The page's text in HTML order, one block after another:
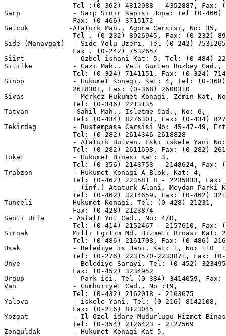
Tel :(0-362) 4312988 - 4352887, Fax:
Sarp             - Sarp Sinir Kapisi Hopa: Tel (0-466)
                 Fax: (0-466) 3715172
Selcuk          -Ataturk Mah., Agora Carsisi, No: 35,
Tel . (0-232) 8926945, Fax: (0-232)
Side (Manavgat)  - Side Yolu Uzeri, Tel (0-242)
                 Fax . (0-242) 7532657
Siirt            - Ozbel ishani Kat: 5, Tel: (0-484)
Silifke          - Gazi Mah., Veli Gurten Bozbey Cad.,
Tel: (0-324) 7141151, Fax: (0-324)
Sinop            - Hukumet Konagi, Kat: 4, Tel: (0-368)
                 2618301, Fax: (0-368) 2600310
Sivas            - Merkez Hukumet Konagi, Zemin Kat,
                 Tel: (0-346) 2213135
Tatvan           -Sahil Mah., Isletme Cad., No: 6,
Tel: (0-434) 8276301, Fax: (0-434)
Tekirdag         - Rustempasa Carsisi No: 45-47-49,
                 Tel: (0-282) 2614346-2618828
- Ataturk Bulvan, Eski iskele Yani
Tel: (0-282) 2611698, Fax: (0-282)
Tokat            - Hukumet Binasi Kat: 3,
Tel: (0-356) 2143753 - 2148624, Fax:
Trabzon          - Hukumet Konagi A Blok, Kat: 4,
Tel: (0-462) 223581 8 - 2235833, Fax:
- (inf.) Ataturk Alani, Meydan Parki
Tel: (0-462) 3214659, Fax: (0-462)
Tunceli          Hukumet Konagi, Tel: (0-428) 21231,
                 Fax: (0-428) 2123874
Sanli Urfa      - Asfalt Yol Cad., No: 4/D,
Tel: (0-414) 2152467 - 2157610, Fax:
Sirnak           Milli Egitim Md. Hizmeti
Tel: (0-486) 2161708, Fax: (0-486)
Usak             - Belediye is Hani, Kat: 1, No: 110
Tel: (0-276) 2231570-2233871, Fax:
Unye             - Belediye Sarayi, Tel: (0-452)
                 Fax: (0-452) 3234952
Urgup            - Park ici, Tel (0-384) 3414059, Fax:
Van              - Cumhuriyet Cad., No :19,
                 Tel: (0-432) 2162018 - 2163675
Yalova           - iskele Yani, Tel: (0-216) 8142108,
Fax: (0-
Yozgat           - Il Ozel idare Mudurlugu Hizmet
                 Tel: (0-354) 2126423 - 2127569
Zonguldak        - Hukumet Konagi Kat 5,